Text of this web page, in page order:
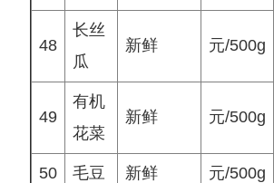
48
长丝
瓜
新鲜 元/500g
49
有机
花菜
新鲜 元/500g
50 毛豆 新鲜 元/500g